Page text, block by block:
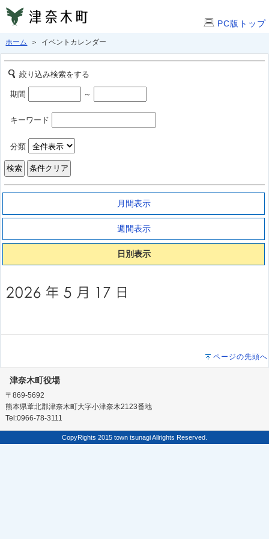
PC版トップ
ホーム ＞ イベントカレンダー
絞り込み検索をする
期間 ～
キーワード
分類
月間表示
週間表示
日別表示
ページの先頭へ
津奈木町役場
〒869-5692
熊本県葦北郡津奈木町大字小津奈木2123番地
Tel:0966-78-3111
CopyRights 2015 town tsunagi Allrights Reserved.